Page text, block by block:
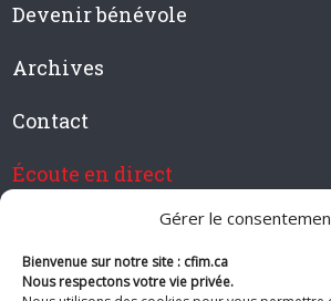
Gérer le
Bienvenue sur notre site : cfim.ca
Nous respectons votre vie privée.
Devenir bénévole
Archives
Contact
Écoute en direct
Devenir membre de CFIM